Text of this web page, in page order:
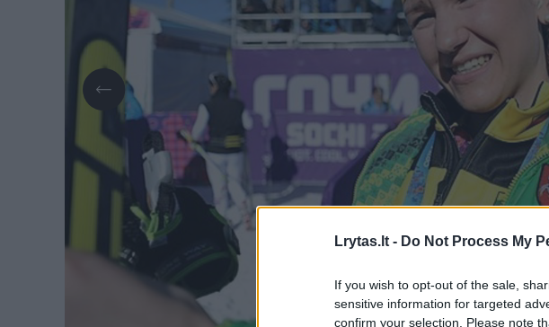
Lrytas.lt - Do Not Process My
If you wish to opt-out of the sale,
sensitive information for targeted
confirm your selection. Please note